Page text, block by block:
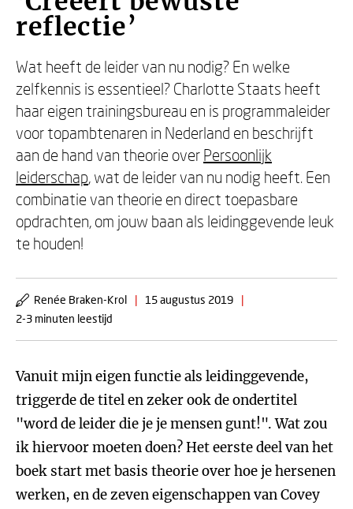
reflectie’
Wat heeft de leider van nu nodig? En welke
zelfkennis is essentieel? Charlotte Staats heeft
haar eigen trainingsbureau en is programmaleider
voor topambtenaren in Nederland en beschrijft
aan de hand van theorie over Persoonlijk
leiderschap, wat de leider van nu nodig heeft. Een
combinatie van theorie en direct toepasbare
opdrachten, om jouw baan als leidinggevende leuk
te houden!
Renée Braken-Krol | 15 augustus 2019
|
2-3 minuten leestijd
Vanuit mijn eigen functie als leidinggevende,
triggerde de titel en zeker ook de ondertitel
"word de leider die je je mensen gunt!". Wat zou
ik hiervoor moeten doen? Het eerste deel van het
boek start met basis theorie over hoe je hersenen
werken, en de zeven eigenschappen van Covey